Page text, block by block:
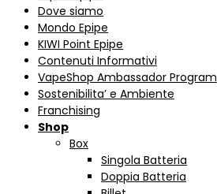
Dove siamo
Mondo Epipe
KIWI Point Epipe
Contenuti Informativi
VapeShop Ambassador Program
Sostenibilita’ e Ambiente
Franchising
Shop
Box
Singola Batteria
Doppia Batteria